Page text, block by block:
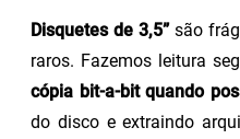
Disquetes de 3,5”são
raros. Fazemos leitura
cópia bit-a-bit quando
do disco e extraindo